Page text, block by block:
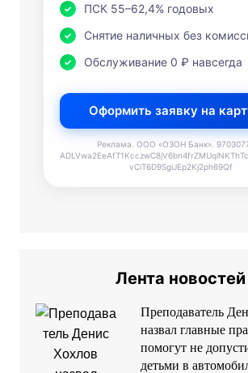
ПСК 55–62,4% годовых
Снятие наличных без
Обслуживание 0 ₽ навсегда
Оформить заявку на
Реклама. ООО «ОЗОН Банк».
vCiT6D9SgiJEp2Kj2ph69Qf
Лента новостей
Преподаватель
назвал главные
помогут не
детьми в